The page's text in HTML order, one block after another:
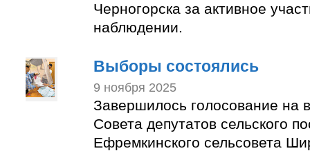
Черногорска за активное
наблюдении.
Выборы состоялись
9 ноября 2025
Завершилось голосование на
Совета депутатов сельского
Ефремкинского сельсовета